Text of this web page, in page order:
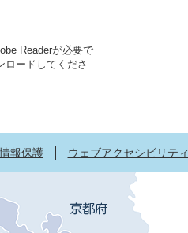
Readerが必要で
ロードしてくださ
報保護 ウェブアクセシビリティ